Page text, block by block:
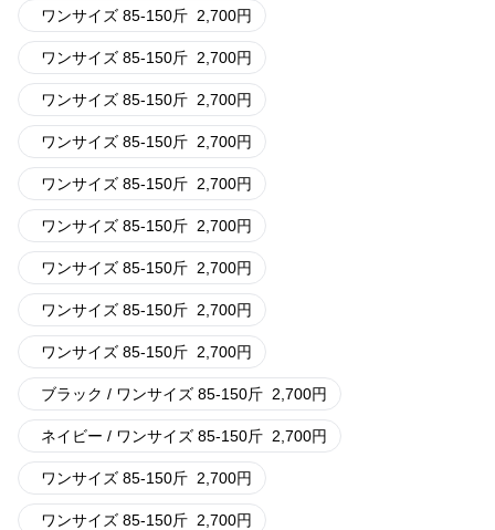
ワンサイズ 85-150斤 2,700円
ワンサイズ 85-150斤 2,700円
ワンサイズ 85-150斤 2,700円
ワンサイズ 85-150斤 2,700円
ワンサイズ 85-150斤 2,700円
ワンサイズ 85-150斤 2,700円
ワンサイズ 85-150斤 2,700円
ワンサイズ 85-150斤 2,700円
ワンサイズ 85-150斤 2,700円
ブラック / ワンサイズ 85-150斤 2,700円
ネイビー / ワンサイズ 85-150斤 2,700円
ワンサイズ 85-150斤 2,700円
ワンサイズ 85-150斤 2,700円